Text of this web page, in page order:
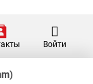
Войти